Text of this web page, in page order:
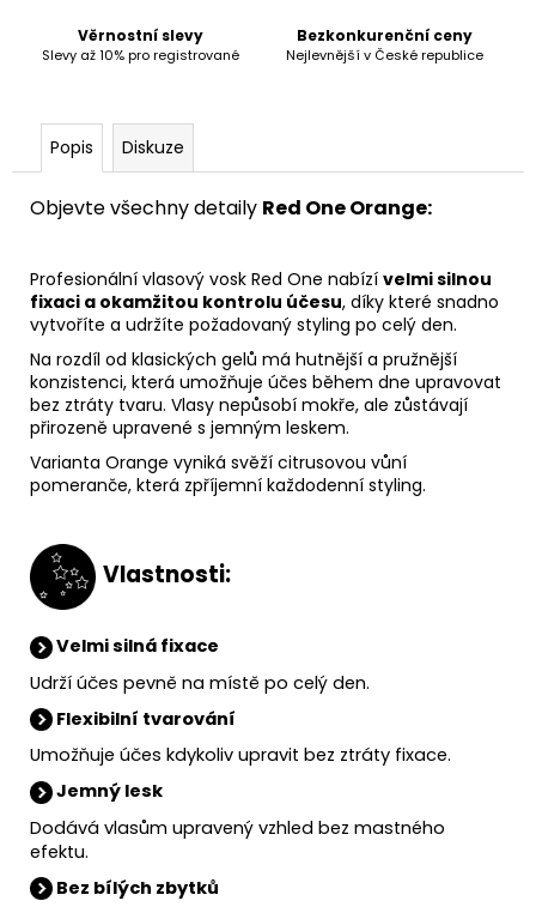
Věrnostní slevy
Slevy až 10% pro registrované
Bezkonkurenční ceny
Nejlevnější v České republice
Popis Diskuze
Objevte všechny detaily Red One Orange:
Profesionální vlasový vosk Red One nabízí velmi silnou
fixaci a okamžitou kontrolu účesu, díky které snadno
vytvoříte a udržíte požadovaný styling po celý den.
Na rozdíl od klasických gelů má hutnější a pružnější
konzistenci, která umožňuje účes během dne upravovat
bez ztráty tvaru. Vlasy nepůsobí mokře, ale zůstávají
přirozeně upravené s jemným leskem.
Varianta Orange vyniká svěží citrusovou vůní
pomeranče, která zpříjemní každodenní styling.
Vlastnosti:
Velmi silná fixace
Udrží účes pevně na místě po celý den.
Flexibilní tvarování
Umožňuje účes kdykoliv upravit bez ztráty fixace.
Jemný lesk
Dodává vlasům upravený vzhled bez mastného
efektu.
Bez bílých zbytků